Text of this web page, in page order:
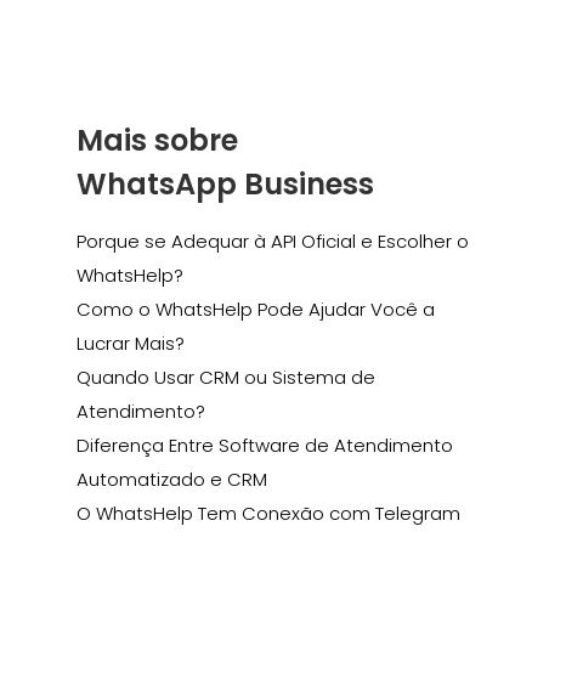
Mais sobre
WhatsApp Business
Porque se Adequar à API Oficial e Escolher o
WhatsHelp?
Como o WhatsHelp Pode Ajudar Você a
Lucrar Mais?
Quando Usar CRM ou Sistema de
Atendimento?
Diferença Entre Software de Atendimento
Automatizado e CRM
O WhatsHelp Tem Conexão com Telegram